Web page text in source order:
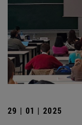
29 | 01 | 2025